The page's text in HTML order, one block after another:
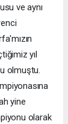
ve aynı
yıl
olmuştu.
yine
olarak